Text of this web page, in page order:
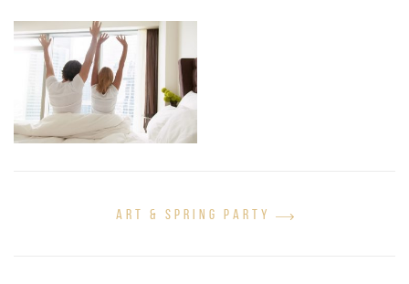
ART & SPRING PARTY